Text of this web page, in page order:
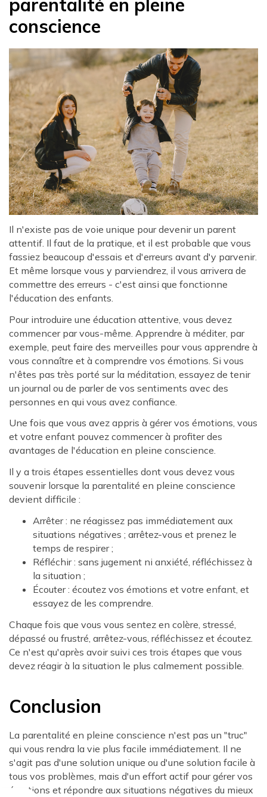
parentalité en pleine
conscience
Il n'existe pas de voie unique pour devenir un parent
attentif. Il faut de la pratique, et il est probable que vous
fassiez beaucoup d'essais et d'erreurs avant d'y parvenir.
Et même lorsque vous y parviendrez, il vous arrivera de
commettre des erreurs - c'est ainsi que fonctionne
l'éducation des enfants.
Pour introduire une éducation attentive, vous devez
commencer par vous-même. Apprendre à méditer, par
exemple, peut faire des merveilles pour vous apprendre à
vous connaître et à comprendre vos émotions. Si vous
n'êtes pas très porté sur la méditation, essayez de tenir
un journal ou de parler de vos sentiments avec des
personnes en qui vous avez confiance.
Une fois que vous avez appris à gérer vos émotions, vous
et votre enfant pouvez commencer à profiter des
avantages de l'éducation en pleine conscience.
Il y a trois étapes essentielles dont vous devez vous
souvenir lorsque la parentalité en pleine conscience
devient difficile :
Arrêter : ne réagissez pas immédiatement aux
situations négatives ; arrêtez-vous et prenez le
temps de respirer ;
Réfléchir : sans jugement ni anxiété, réfléchissez à
la situation ;
Écouter : écoutez vos émotions et votre enfant, et
essayez de les comprendre.
Chaque fois que vous vous sentez en colère, stressé,
dépassé ou frustré, arrêtez-vous, réfléchissez et écoutez.
Ce n'est qu'après avoir suivi ces trois étapes que vous
devez réagir à la situation le plus calmement possible.
Conclusion
La parentalité en pleine conscience n'est pas un "truc"
qui vous rendra la vie plus facile immédiatement. Il ne
s'agit pas d'une solution unique ou d'une solution facile à
tous vos problèmes, mais d'un effort actif pour gérer vos
émotions et répondre aux situations négatives du mieux